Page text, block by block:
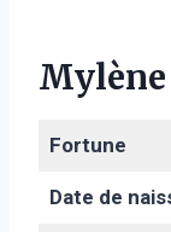
Fortune
Date de